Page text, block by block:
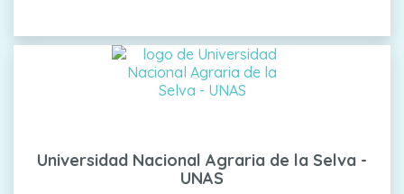
Universidad Nacional Agraria de la Selva -
UNAS